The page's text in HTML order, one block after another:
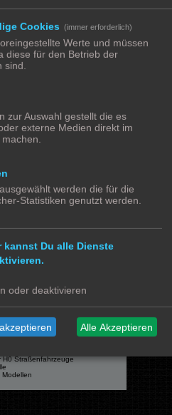
gefunden.
Treffer • Seite1 von1
Gehe zu
H0 Straßenfahrzeuge
Modellen
Cookies (immer erforderlich)
Werte und müssen
diese für den Betrieb der
zur Auswahl gestellt die es
externe Medien direkt im
werden die für die
Statistiken genutzt werden.
kannst Du alle Dienste
oder deaktivieren
Alle Akzeptieren